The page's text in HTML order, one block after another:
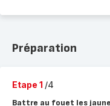
Préparation
Etape 1 /4
Battre au fouet les